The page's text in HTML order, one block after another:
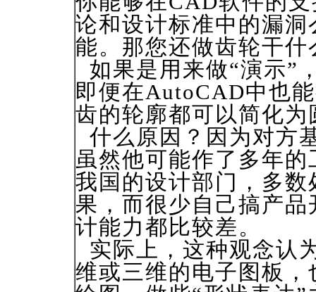
论和设计标准中的漏
能。那您还做齿轮干什
如果是用来做“演示”
即便在AutoCAD中也
齿的轮廓都可以简化为
什么原因？因为对方
虽然他可能作了多年
我国的设计部门，多
果，而很少自己搞产
计能力都比较差。
实际上，这种观念认
维或三维的电子图板